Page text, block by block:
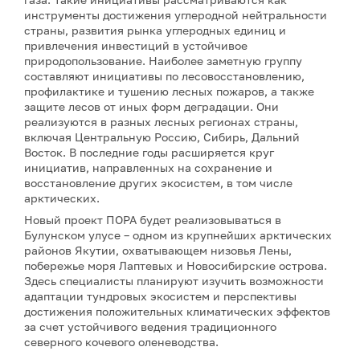
инструменты достижения углеродной нейтральности
страны, развития рынка углеродных единиц и
привлечения инвестиций в устойчивое
природопользование. Наиболее заметную группу
составляют инициативы по лесовосстановлению,
профилактике и тушению лесных пожаров, а также
защите лесов от иных форм деградации. Они
реализуются в разных лесных регионах страны,
включая Центральную Россию, Сибирь, Дальний
Восток. В последние годы расширяется круг
инициатив, направленных на сохранение и
восстановление других экосистем, в том числе
арктических.
Новый проект ПОРА будет реализовываться в
Булунском улусе – одном из крупнейших арктических
районов Якутии, охватывающем низовья Лены,
побережье моря Лаптевых и Новосибирские острова.
Здесь специалисты планируют изучить возможности
адаптации тундровых экосистем и перспективы
достижения положительных климатических эффектов
за счет устойчивого ведения традиционного
северного кочевого оленеводства.